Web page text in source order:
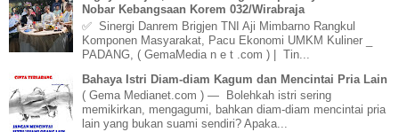
Nobar Kebangsaan Korem 032/Wirabraja
✅ Sinergi Danrem Brigjen TNI Aji Mimbarno Rangkul
Komponen Masyarakat, Pacu Ekonomi UMKM Kuliner _
PADANG, ( GemaMedia n e t .com ) | Tin...
Bahaya Istri Diam-diam Kagum dan Mencintai Pria Lain
( Gema Medianet.com ) — Bolehkah istri sering
memikirkan, mengagumi, bahkan diam-diam mencintai pria
lain yang bukan suami sendiri? Apaka...